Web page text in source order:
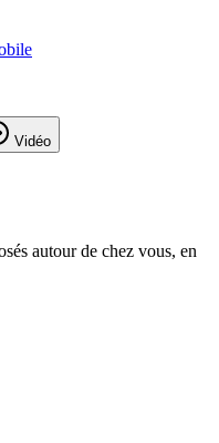
Vidéo
autour de chez vous, en